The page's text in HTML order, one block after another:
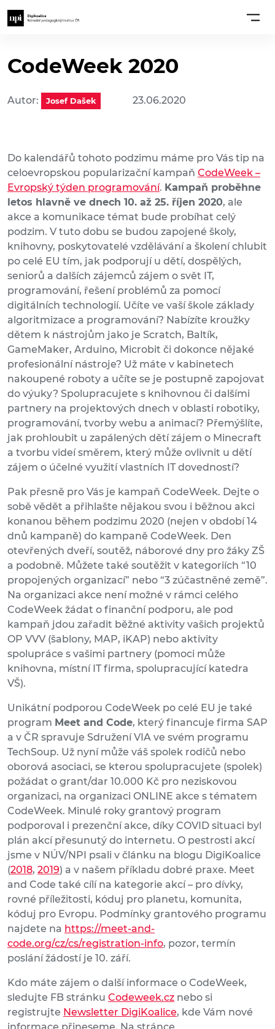
CodeWeek 2020
Autor: Josef Dašek 23.06.2020
Do kalendářů tohoto podzimu máme pro Vás tip na
celoevropskou popularizační kampaň CodeWeek –
Evropský týden programování. Kampaň proběhne
letos hlavně ve dnech 10. až 25. říjen 2020, ale
akce a komunikace témat bude probíhat celý
podzim. V tuto dobu se budou zapojené školy,
knihovny, poskytovatelé vzdělávání a školení chlubit
po celé EU tím, jak podporují u dětí, dospělých,
seniorů a dalších zájemců zájem o svět IT,
programování, řešení problémů za pomocí
digitálních technologií. Učíte ve vaší škole základy
algoritmizace a programování? Nabízíte kroužky
dětem k nástrojům jako je Scratch, Baltík,
GameMaker, Arduino, Microbit či dokonce nějaké
profesionální nástroje? Už máte v kabinetech
nakoupené roboty a učíte se je postupně zapojovat
do výuky? Spolupracujete s knihovnou či dalšími
partnery na projektových dnech v oblasti robotiky,
programování, tvorby webu a animací? Přemýšlíte,
jak prohloubit u zapálených dětí zájem o Minecraft
a tvorbu videí směrem, který může ovlivnit u dětí
zájem o účelné využití vlastních IT dovedností?
Pak přesně pro Vás je kampaň CodeWeek. Dejte o
sobě vědět a přihlašte nějakou svou i běžnou akci
konanou během podzimu 2020 (nejen v období 14
dnů kampaně) do kampaně CodeWeek. Den
otevřených dveří, soutěž, náborové dny pro žáky ZŠ
a podobně. Můžete také soutěžit v kategoriích “10
propojených organizací” nebo “3 zúčastněné země”.
Na organizaci akce není možné v rámci celého
CodeWeek žádat o finanční podporu, ale pod
kampaň jdou zařadit běžné aktivity vašich projektů
OP VVV (šablony, MAP, iKAP) nebo aktivity
spolupráce s vašimi partnery (pomoci může
knihovna, místní IT firma, spolupracující katedra
VŠ).
Unikátní podporou CodeWeek po celé EU je také
program Meet and Code, který financuje firma SAP
a v ČR spravuje Sdružení VIA ve svém programu
TechSoup. Už nyní může váš spolek rodičů nebo
oborová asociaci, se kterou spolupracujete (spolek)
požádat o grant/dar 10.000 Kč pro neziskovou
organizaci, na organizaci ONLINE akce s tématem
CodeWeek. Minulé roky grantový program
podporoval i prezenční akce, díky COVID situaci byl
plán akcí přesunutý do internetu. O pestrosti akcí
jsme v NÚV/NPI psali v článku na blogu DigiKoalice
(2018, 2019) a v našem příkladu dobré praxe. Meet
and Code také cílí na kategorie akcí – pro dívky,
rovné příležitosti, kóduj pro planetu, komunita,
kóduj pro Evropu. Podmínky grantového programu
najdete na https://meet-and-
code.org/cz/cs/registration-info, pozor, termín
poslání žádostí je 10. září.
Kdo máte zájem o další informace o CodeWeek,
sledujte FB stránku Codeweek.cz nebo si
registrujte Newsletter DigiKoalice, kde Vám nové